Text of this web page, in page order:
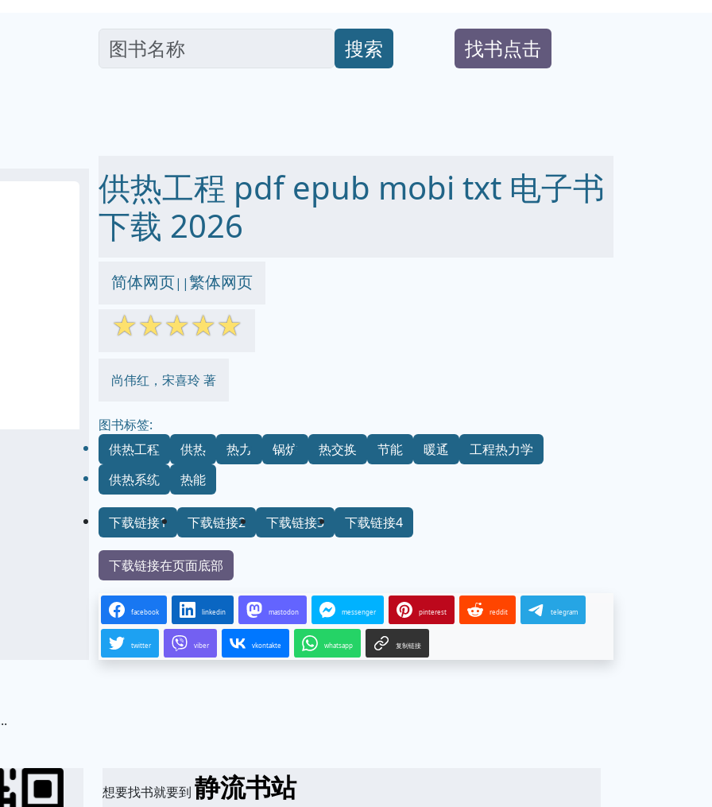
搜索 找书点击
供热工程 pdf epub mobi txt 电子书
下载 2026
简体网页||繁体网页
☆☆☆☆☆
尚伟红，宋喜玲 著
图书标签:
供热工程
供热 热力 锅炉 热交换 节能 暖通
工程热力学
供热系统
热能
下载链接1 下载链接2 下载链接3 下载链接4
下载链接在页面底部
facebook linkedin mastodon messenger pinterest reddit telegram
twitter viber vkontakte whatsapp 复制链接
想要找书就要到静流书站